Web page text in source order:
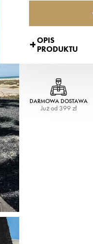
OPIS
PRODUKTU
DARMOWA DOSTAWA
Już od 399 zł